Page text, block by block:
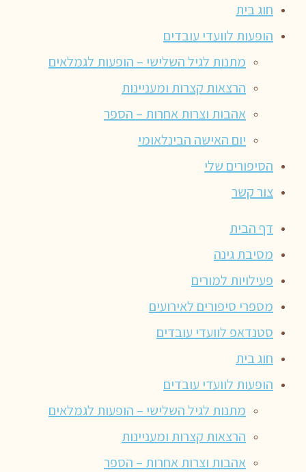
חוג בית
הופעות לוועדי עובדים
מתנות לגיל השלישי – הופעות לגמלאים
הרצאות קצרות ומעניינות
אהבות וצרות אחרות – הספר
יום האישה הבינלאומי
הסיפורים שלי
צור קשר
דף הבית
מסיבת גינה
פעילויות למורים
מספרי סיפורים לאירועים
סטנדאפ לוועדי עובדים
חוג בית
הופעות לוועדי עובדים
מתנות לגיל השלישי – הופעות לגמלאים
הרצאות קצרות ומעניינות
אהבות וצרות אחרות – הספר